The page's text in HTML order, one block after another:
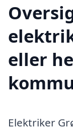
eller
Elektriker